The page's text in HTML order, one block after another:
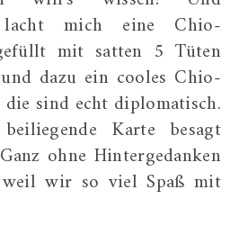
mich eine Chio-
mit satten 5 Tüten
dazu ein cooles Chio-
sind echt diplomatisch.
Karte besagt
ohne Hintergedanken
wir so viel Spaß mit